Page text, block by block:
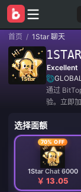
首页 / 1Star 聊天
Excellent
通过
验。立即
选择面额
70% OFF
1Star Chat 6000
￥ 13.05